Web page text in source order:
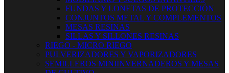
FUNDAS Y LONETAS DE PROTECCIÓN
CONJUNTOS METAL Y COMPLEMENTOS
MESAS RESINAS
SILLAS Y SILLONES RESINAS
RIEGO - MICRO RIEGO
PULVERIZADORES Y VAPORIZADORES
SEMILLEROS MINIINVERNADEROS Y MESAS